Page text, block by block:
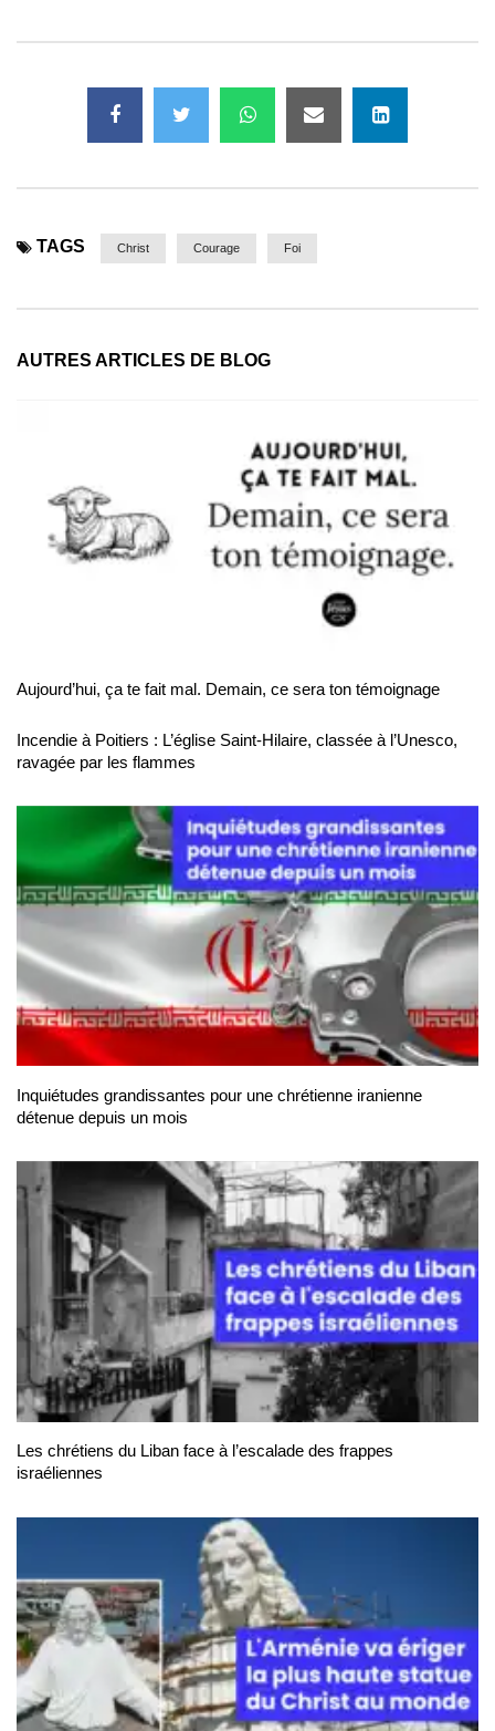
TAGS Christ Courage Foi
AUTRES ARTICLES DE BLOG
Aujourd’hui, ça te fait mal. Demain, ce sera ton témoignage
Incendie à Poitiers : L’église Saint-Hilaire, classée à l’Unesco,
ravagée par les flammes
Inquiétudes grandissantes pour une chrétienne iranienne
détenue depuis un mois
Les chrétiens du Liban face à l’escalade des frappes
israéliennes